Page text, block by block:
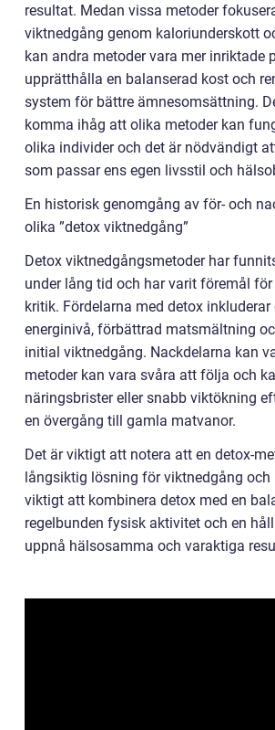
resultat. Medan vissa metoder
viktnedgång genom kaloriunderskott
kan andra metoder vara mer inriktade
upprätthålla en balanserad kost och
system för bättre ämnesomsättning.
komma ihåg att olika metoder kan
olika individer och det är nödvändigt
som passar ens egen livsstil och
En historisk genomgång av för- och
olika ”detox viktnedgång”
Detox viktnedgångsmetoder har
under lång tid och har varit föremål
kritik. Fördelarna med detox
energinivå, förbättrad matsmältning
initial viktnedgång. Nackdelarna kan
metoder kan vara svåra att följa och
näringsbrister eller snabb viktökning
en övergång till gamla matvanor.
Det är viktigt att notera att en detox-
långsiktig lösning för viktnedgång och
viktigt att kombinera detox med en
regelbunden fysisk aktivitet och en
uppnå hälsosamma och varaktiga